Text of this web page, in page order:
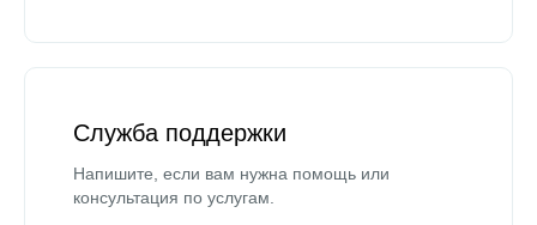
Служба поддержки
Напишите, если вам нужна помощь или
консультация по услугам.